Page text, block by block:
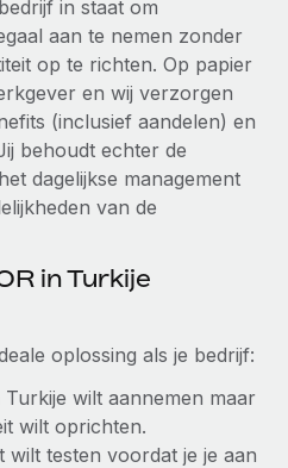
voor
IT-middelen
op
over
zijn team met 120%
Weaviate bouwt open source,
van het...
tussen
Reverse Tech, een start-
Gusto- en Xero-
Management Plus
in staat om
aan te nemen zonder
op te richten. Op papier
en wij verzorgen
(inclusief aandelen) en
behoudt echter de
dagelijkse management
van de
in Turkije
oplossing als je bedrijf:
wilt aannemen maar
wilt oprichten.
wilt testen voordat je je aan